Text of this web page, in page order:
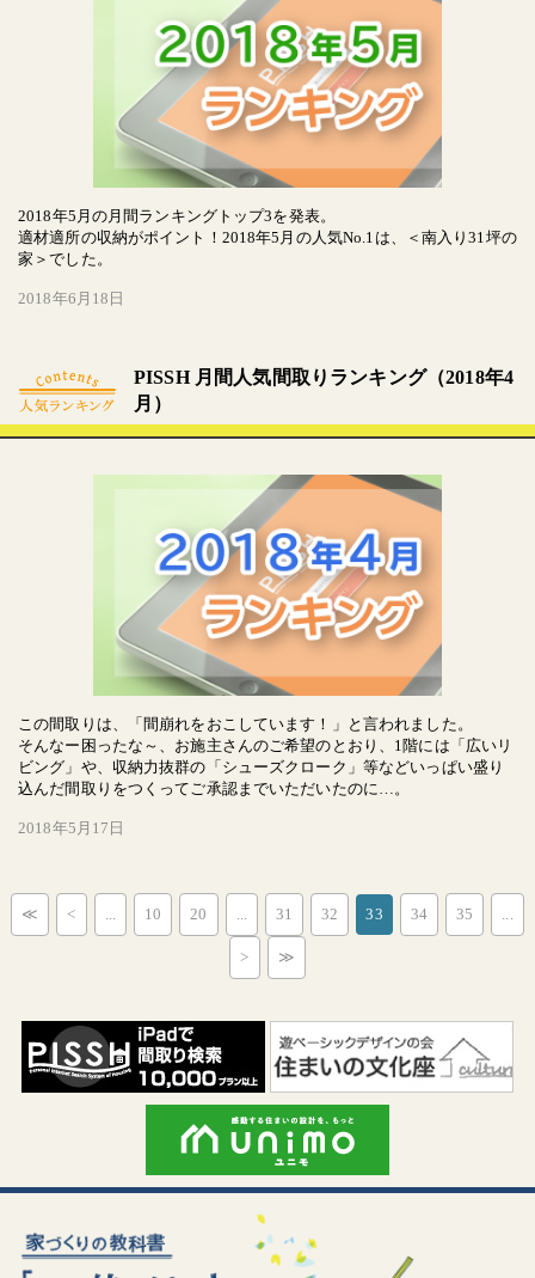
2018年5月の月間ランキングトップ3を発表。
適材適所の収納がポイント！2018年5月の人気No.1は、＜南入り31坪の
家＞でした。
2018年6月18日
PISSH 月間人気間取りランキング（2018年4
月）
この間取りは、「間崩れをおこしています！」と言われました。
そんなー困ったな～、お施主さんのご希望のとおり、1階には「広いリ
ビング」や、収納力抜群の「シューズクローク」等などいっぱい盛り
込んだ間取りをつくってご承認までいただいたのに…。
2018年5月17日
≪ < 10 20 31 32 33 34 35
> ≫